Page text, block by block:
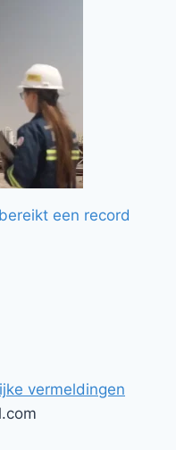
een record
vermeldingen